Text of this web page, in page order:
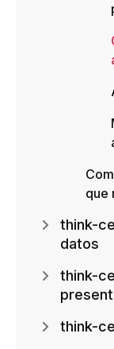
que
think-
datos
think-
think-